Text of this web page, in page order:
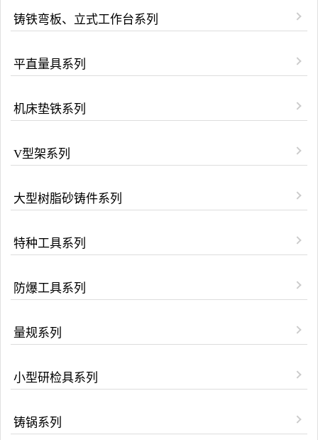
铸铁弯板、立式工作台系列
平直量具系列
机床垫铁系列
V型架系列
大型树脂砂铸件系列
特种工具系列
防爆工具系列
量规系列
小型研检具系列
铸锅系列